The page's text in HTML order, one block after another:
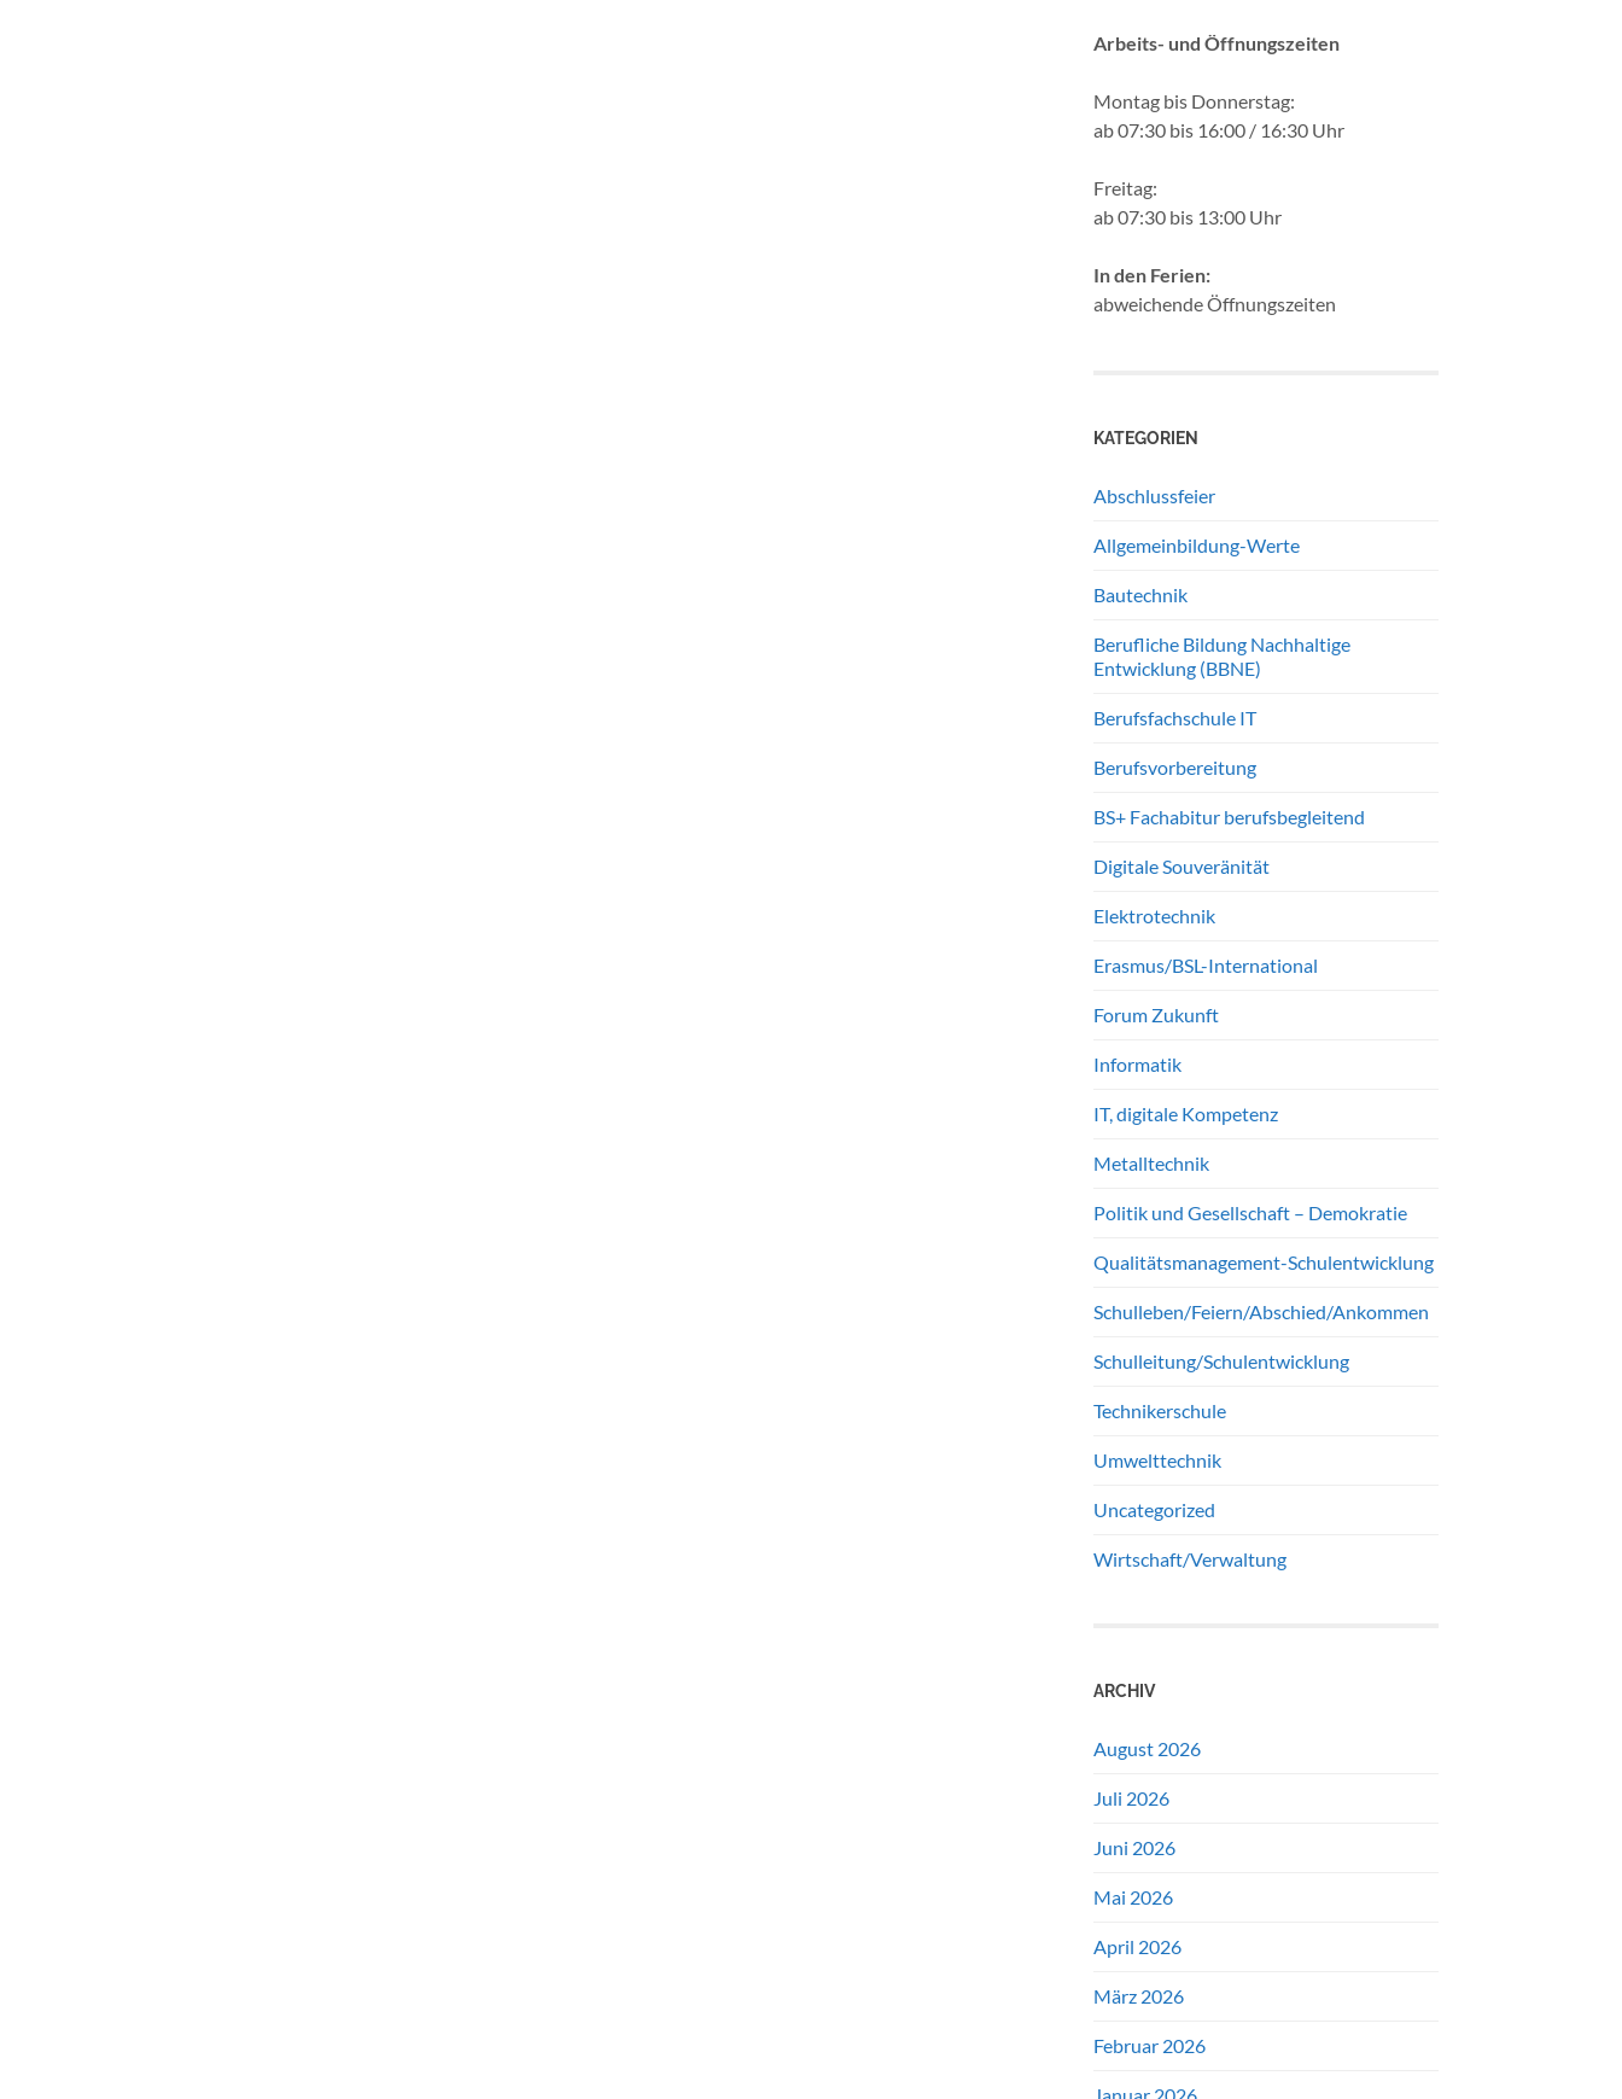
Arbeits- und Öffnungszeiten
Montag bis Donnerstag:
ab 07:30 bis 16:00 / 16:30 Uhr
Freitag:
ab 07:30 bis 13:00 Uhr
In den Ferien:
abweichende Öffnungszeiten
KATEGORIEN
Abschlussfeier
Allgemeinbildung-Werte
Bautechnik
Berufliche Bildung Nachhaltige
Entwicklung (BBNE)
Berufsfachschule IT
Berufsvorbereitung
BS+ Fachabitur berufsbegleitend
Digitale Souveränität
Elektrotechnik
Erasmus/BSL-International
Forum Zukunft
Informatik
IT, digitale Kompetenz
Metalltechnik
Politik und Gesellschaft – Demokratie
Qualitätsmanagement-Schulentwicklung
Schulleben/Feiern/Abschied/Ankommen
Schulleitung/Schulentwicklung
Technikerschule
Umwelttechnik
Uncategorized
Wirtschaft/Verwaltung
ARCHIV
August 2026
Juli 2026
Juni 2026
Mai 2026
April 2026
März 2026
Februar 2026
Januar 2026